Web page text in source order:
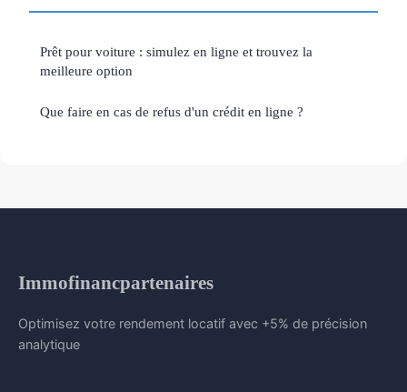
Prêt pour voiture : simulez en ligne et trouvez la
meilleure option
Que faire en cas de refus d'un crédit en ligne ?
Immofinancpartenaires
Optimisez votre rendement locatif avec +5% de précision
analytique